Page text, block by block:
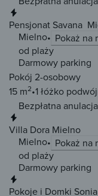
Pensjonat Savana
Mielno
Pokaż na
od plaży
Darmowy parking
Pokój 2-osobowy
15 m2 1 łóżko
Bezpłatna anulacja
Villa Dora Mielno
Mielno
Pokaż na
od plaży
Darmowy parking